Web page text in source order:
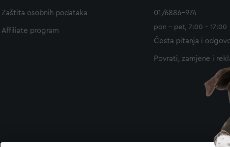
Zaštita osobnih podataka
Affiliate program
01/6886-974
pon - pet, 7:00 - 17:00
Česta pitanja i
Povrati, zamjene i